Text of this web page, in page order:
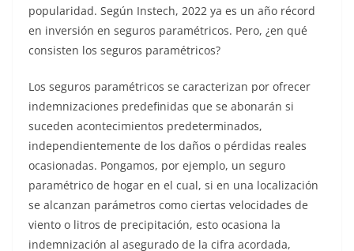
popularidad. Según Instech, 2022 ya es un año récord
en inversión en seguros paramétricos. Pero, ¿en qué
consisten los seguros paramétricos?
Los seguros paramétricos se caracterizan por ofrecer
indemnizaciones predefinidas que se abonarán si
suceden acontecimientos predeterminados,
independientemente de los daños o pérdidas reales
ocasionadas. Pongamos, por ejemplo, un seguro
paramétrico de hogar en el cual, si en una localización
se alcanzan parámetros como ciertas velocidades de
viento o litros de precipitación, esto ocasiona la
indemnización al asegurado de la cifra acordada,